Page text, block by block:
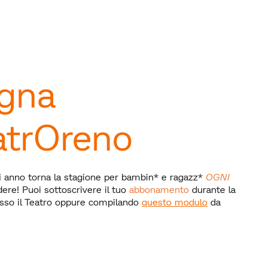
torna la stagione per bambin* e ragazz* OGNI
Puoi sottoscrivere il tuoabbonamento durante la
il Teatro oppure compilandoquesto modulo da